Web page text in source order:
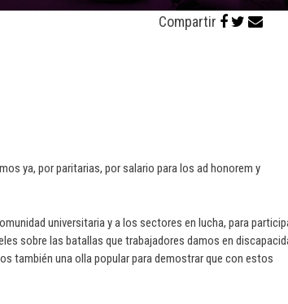
Compartir
ya, por paritarias, por salario para los ad honorem y
universitaria y a los sectores en lucha, para
sobre las batallas que trabajadores damos en
también una olla popular para demostrar que con estos